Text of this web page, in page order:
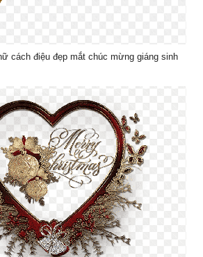
cách điệu đẹp mắt chúc mừng giáng sinh